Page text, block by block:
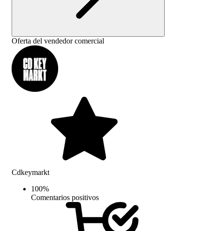
Oferta del vendedor comercial
Cdkeymarkt
100%
Comentarios positivos